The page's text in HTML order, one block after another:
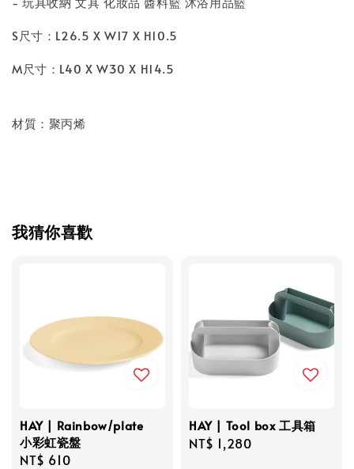
S尺寸： L26.5 X W17 X H10.5
M尺寸：L40 X W30 X H14.5
材質： 聚丙烯
我猜你喜歡
HAY | Rainbow/plate
小彩虹瓷盤
Regular
NT$ 610
HAY | Tool box 工具箱
Regular
NT$ 1,280